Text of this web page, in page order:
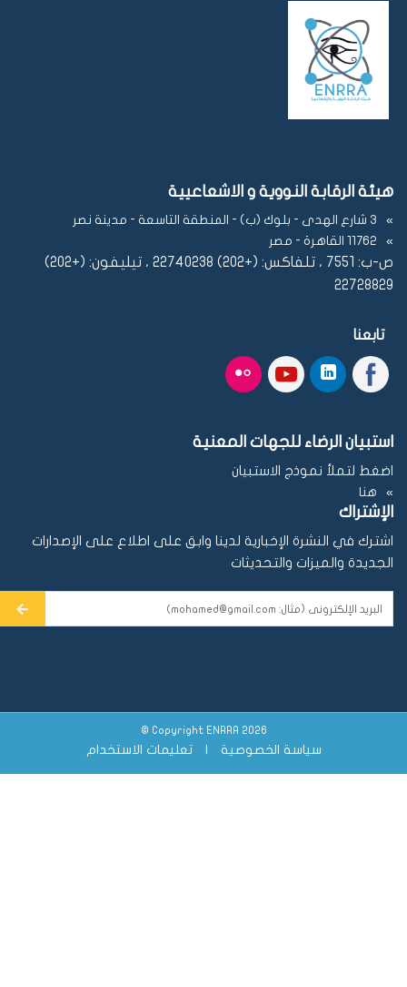
هيئة الرقابة النووية و الاشعاعيية
3 شارع الهدى - بلوك (ب) - المنطقة التاسعة - مدينة نصر
11762 القاهرة - مصر
ص-ب: 7551 ، تلفاكس: (+202) 22740238 ، تيليفون: (+202)
22728829
تابعنا
استبيان الرضاء للجهات المعنية
اضغط لتملأ نموذج الاستبيان
هنا
الإشتراك
اشترك في النشرة الإخبارية لدينا وابق على اطلاع على الإصدارات
الجديدة والميزات والتحديثات
Copyright ENRRA 2026 ©
سياسة الخصوصية تعليمات الاستخدام